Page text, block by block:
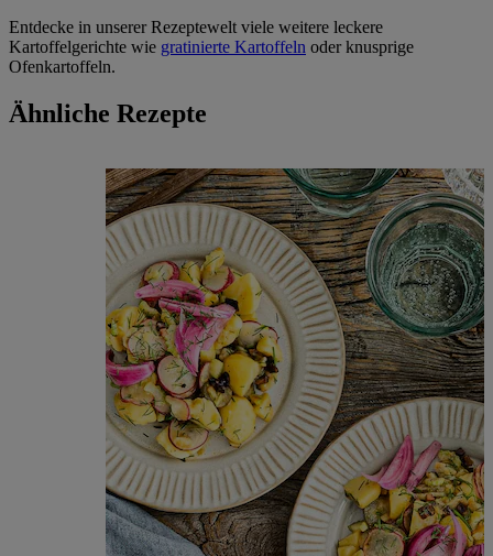
Entdecke in unserer Rezeptewelt viele weitere leckere
Kartoffelgerichte wie gratinierte Kartoffeln oder knusprige
Ofenkartoffeln.
Ähnliche Rezepte